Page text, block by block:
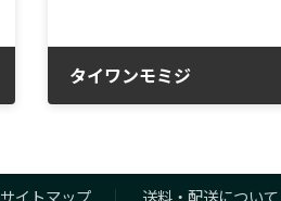
タイワンモミジ
サイトマップ 送料・配送について